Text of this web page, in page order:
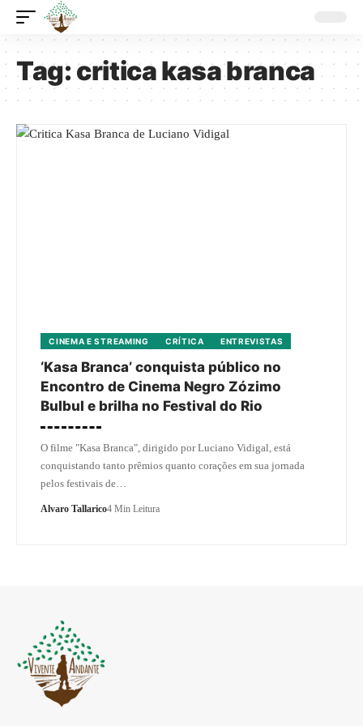
Tag:critica kasa branca
CINEMA E STREAMING CRÍTICA ENTREVISTAS
‘Kasa Branca’ conquista público no
Encontro de Cinema Negro Zózimo
Bulbul e brilha no Festival do Rio
O filme "Kasa Branca", dirigido por Luciano Vidigal, está
conquistando tanto prêmios quanto corações em sua jornada
pelos festivais de…
Alvaro Tallarico4 Min Leitura